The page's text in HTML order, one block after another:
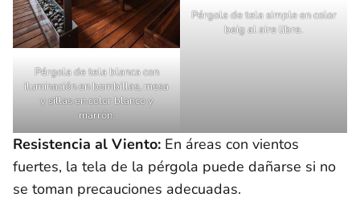
Pérgola de tela blanca con
iluminación en bombillas, mesa
y sillas en color blanco y
marrón.
Pérgola de tela simple en color
beig al aire libre.
Resistencia al Viento: En áreas con vientos
fuertes, la tela de la pérgola puede dañarse si no
se toman precauciones adecuadas.